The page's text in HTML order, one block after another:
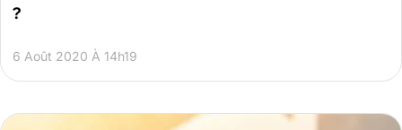
?
6 Août 2020 À 14h19